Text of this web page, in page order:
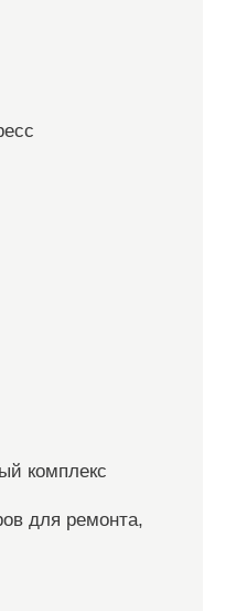
комплекс
для ремонта,